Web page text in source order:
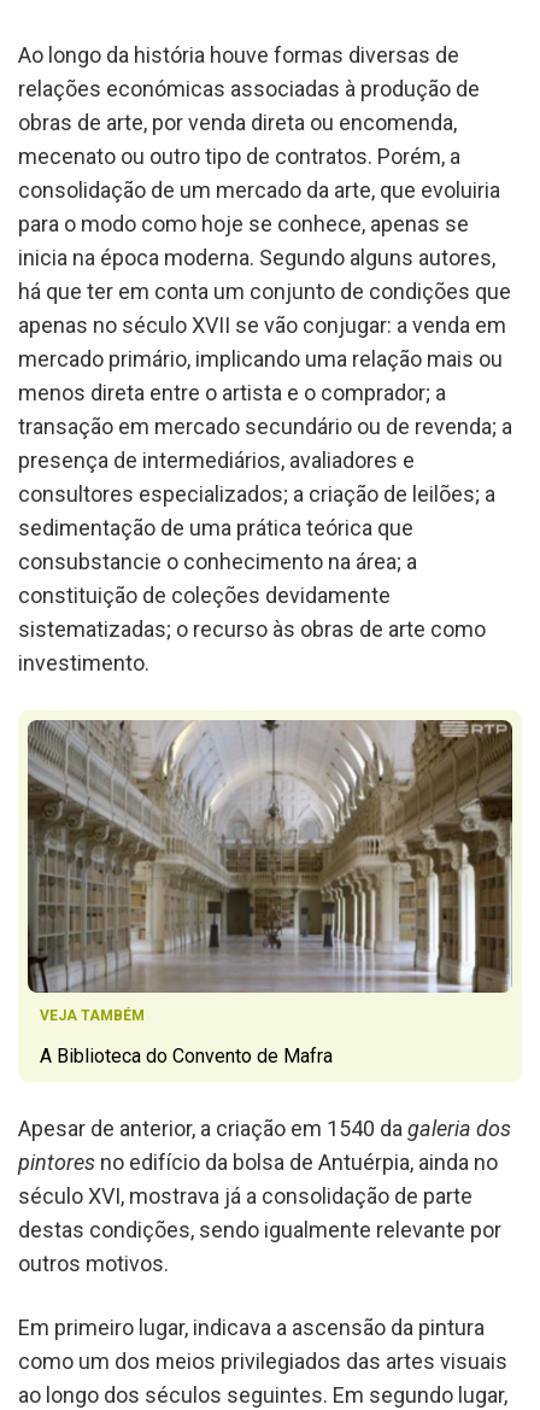
Ao longo da história houve formas diversas de
relações económicas associadas à produção de
obras de arte, por venda direta ou encomenda,
mecenato ou outro tipo de contratos. Porém, a
consolidação de um mercado da arte, que evoluiria
para o modo como hoje se conhece, apenas se
inicia na época moderna. Segundo alguns autores,
há que ter em conta um conjunto de condições que
apenas no século XVII se vão conjugar: a venda em
mercado primário, implicando uma relação mais ou
menos direta entre o artista e o comprador; a
transação em mercado secundário ou de revenda; a
presença de intermediários, avaliadores e
consultores especializados; a criação de leilões; a
sedimentação de uma prática teórica que
consubstancie o conhecimento na área; a
constituição de coleções devidamente
sistematizadas; o recurso às obras de arte como
investimento.
VEJA TAMBÉM
A Biblioteca do Convento de Mafra
Apesar de anterior, a criação em 1540 da galeria dos
pintores no edifício da bolsa de Antuérpia, ainda no
século XVI, mostrava já a consolidação de parte
destas condições, sendo igualmente relevante por
outros motivos.
Em primeiro lugar, indicava a ascensão da pintura
como um dos meios privilegiados das artes visuais
ao longo dos séculos seguintes. Em segundo lugar,